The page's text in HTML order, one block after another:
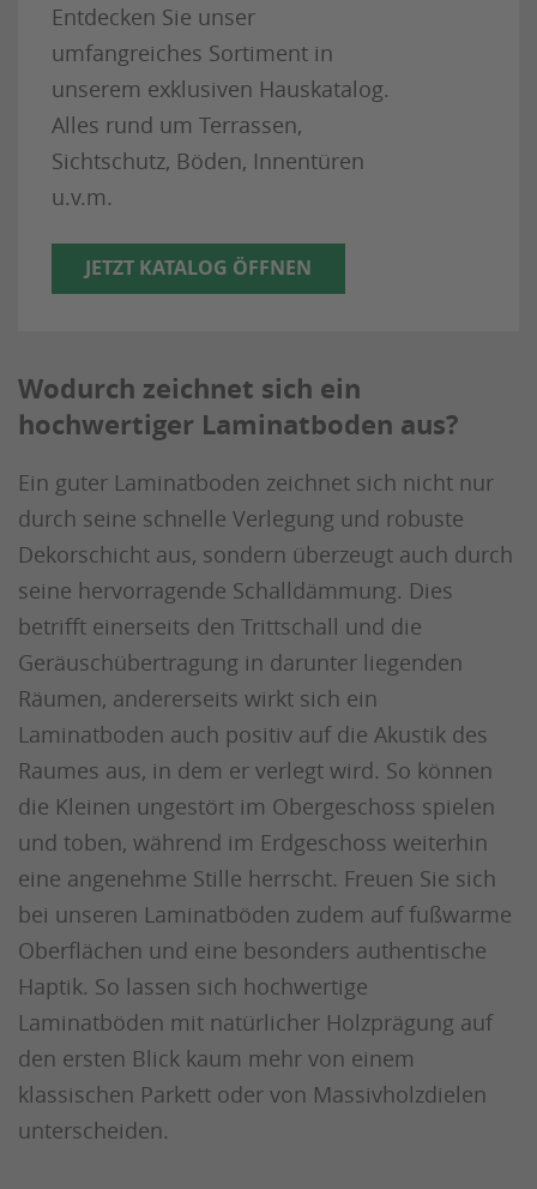
Entdecken Sie unser
umfangreiches Sortiment in
unserem exklusiven Hauskatalog.
Alles rund um Terrassen,
Sichtschutz, Böden, Innentüren
u.v.m.
JETZT KATALOG ÖFFNEN
Wodurch zeichnet sich ein
hochwertiger Laminatboden aus?
Ein guter Laminatboden zeichnet sich nicht nur
durch seine schnelle Verlegung und robuste
Dekorschicht aus, sondern überzeugt auch durch
seine hervorragende Schalldämmung. Dies
betrifft einerseits den Trittschall und die
Geräuschübertragung in darunter liegenden
Räumen, andererseits wirkt sich ein
Laminatboden auch positiv auf die Akustik des
Raumes aus, in dem er verlegt wird. So können
die Kleinen ungestört im Obergeschoss spielen
und toben, während im Erdgeschoss weiterhin
eine angenehme Stille herrscht. Freuen Sie sich
bei unseren Laminatböden zudem auf fußwarme
Oberflächen und eine besonders authentische
Haptik. So lassen sich hochwertige
Laminatböden mit natürlicher Holzprägung auf
den ersten Blick kaum mehr von einem
klassischen Parkett oder von Massivholzdielen
unterscheiden.